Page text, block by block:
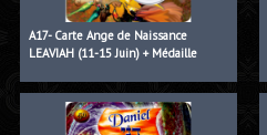
A17- Carte Ange de Naissance
LEAVIAH (11-15 Juin) + Médaille